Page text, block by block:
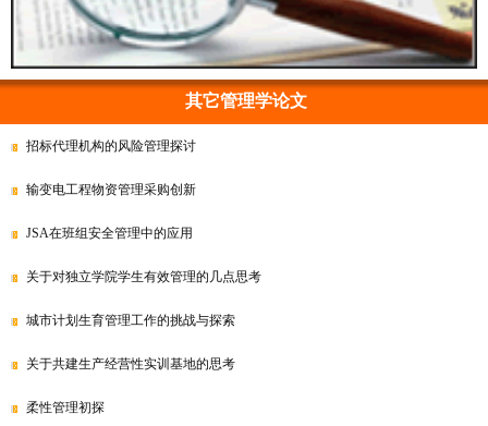
其它管理学论文
招标代理机构的风险管理探讨
输变电工程物资管理采购创新
JSA在班组安全管理中的应用
关于对独立学院学生有效管理的几点思考
城市计划生育管理工作的挑战与探索
关于共建生产经营性实训基地的思考
柔性管理初探